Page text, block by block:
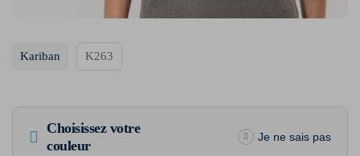
Kariban K263
Choisissez votre
couleur
Je ne sais pas